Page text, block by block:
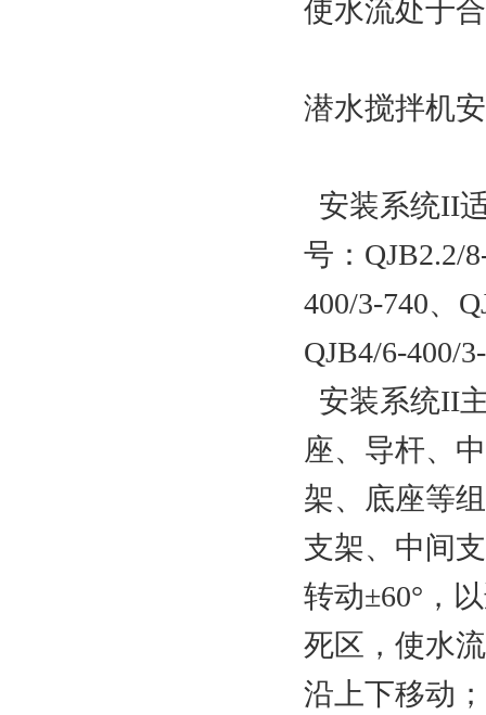
使水流处于
潜水搅拌机
安装系统II
号：QJB2.2/
400/3-740、
QJB4/6-400/
安装系统II
座、导杆、
架、底座等
支架、中间
转动±60°，
死区，使水
沿上下移动